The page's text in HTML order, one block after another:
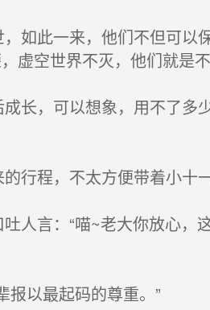
此一来，他们不但可以保
虚空世界不灭，他们就是不
，可以想象，用不了多
程，不太方便带着小十一
言：“喵~老大你放心，
以最起码的尊重。”